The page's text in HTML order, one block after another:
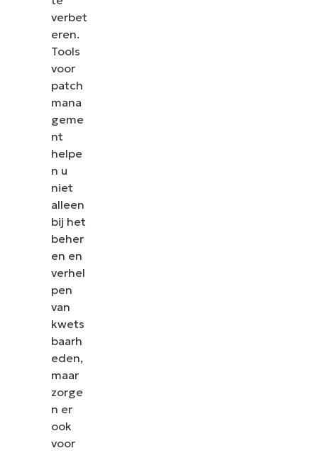
verbet
eren.
Tools
voor
patch
mana
geme
nt
helpe
n u
niet
alleen
bij het
beher
en en
verhel
pen
van
kwets
baarh
eden,
maar
zorge
n er
ook
voor